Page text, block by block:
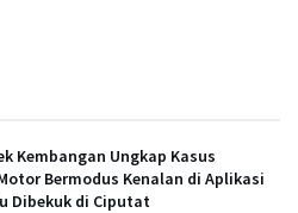
Kembangan Ungkap Kasus
Bermodus Kenalan di Aplikasi
Dibekuk di Ciputat